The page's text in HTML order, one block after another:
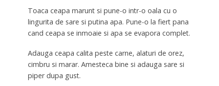
Toaca ceapa marunt si pune-o intr-o oala cu o
lingurita de sare si putina apa. Pune-o la fiert pana
cand ceapa se inmoaie si apa se evapora complet.
Adauga ceapa calita peste carne, alaturi de orez,
cimbru si marar. Amesteca bine si adauga sare si
piper dupa gust.